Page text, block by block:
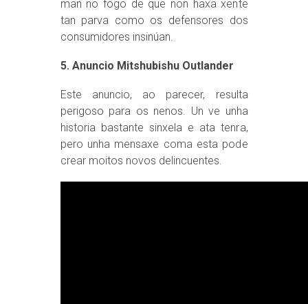
man no fogo de que non haxa xente
tan parva como os defensores dos
consumidores insinúan.
5. Anuncio Mitshubishu Outlander
Este anuncio, ao parecer, resulta
perigoso para os nenos. Un ve unha
historia bastante sinxela e ata tenra,
pero unha mensaxe coma esta pode
crear moitos novos delincuentes.